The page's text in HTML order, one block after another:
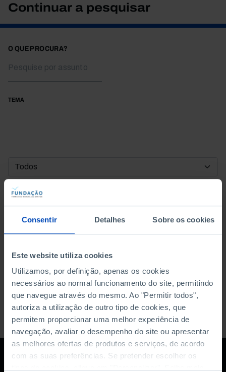
Consentir Detalhes Sobre os cookies
Este website utiliza cookies
Utilizamos, por definição, apenas os cookies
necessários ao normal funcionamento do site, permitindo
que navegue através do mesmo. Ao "Permitir todos",
autoriza a utilização de outro tipo de cookies, que
permitem proporcionar uma melhor experiência de
navegação, avaliar o desempenho do site ou apresentar
as melhores ofertas de produtos e serviços, de acordo
com as suas preferências. Se pretender escolher os
Continuar a pesquisar
O QUE PROCURA?
TEMA
DATA DE INÍCIO
DATA DE FIM